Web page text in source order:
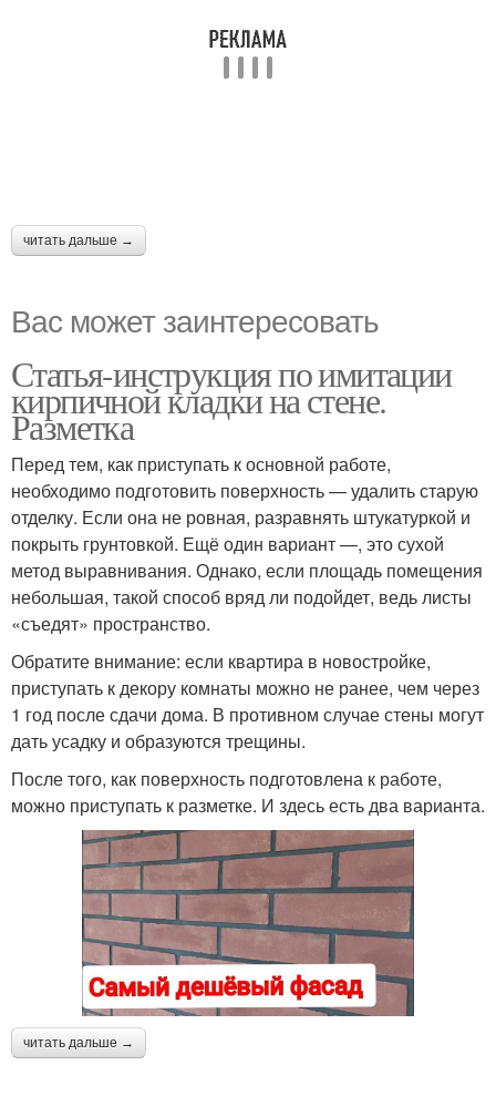
читать дальше →
Вас может заинтересовать
Статья-инструкция по имитации
кирпичной кладки на стене.
Разметка
Перед тем, как приступать к основной работе,
необходимо подготовить поверхность — удалить старую
отделку. Если она не ровная, разравнять штукатуркой и
покрыть грунтовкой. Ещё один вариант —, это сухой
метод выравнивания. Однако, если площадь помещения
небольшая, такой способ вряд ли подойдет, ведь листы
«съедят» пространство.
Обратите внимание: если квартира в новостройке,
приступать к декору комнаты можно не ранее, чем через
1 год после сдачи дома. В противном случае стены могут
дать усадку и образуются трещины.
После того, как поверхность подготовлена к работе,
можно приступать к разметке. И здесь есть два варианта.
читать дальше →